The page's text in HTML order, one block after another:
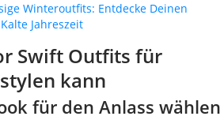
Winteroutfits: Entdecke Deinen
Jahreszeit
Swift Outfits für
kann
für den Anlass wählen